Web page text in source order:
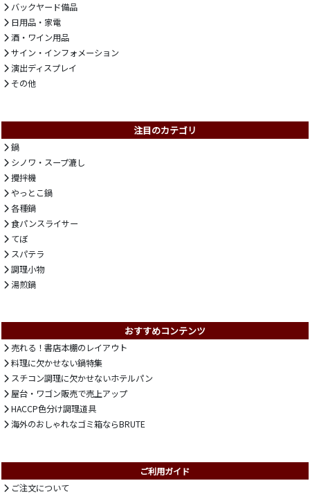
バックヤード備品
日用品・家電
酒・ワイン用品
サイン・インフォメーション
演出ディスプレイ
その他
注目のカテゴリ
鍋
シノワ・スープ漉し
攪拌機
やっとこ鍋
各種鍋
食パンスライサー
てぼ
スパテラ
調理小物
湯煎鍋
おすすめコンテンツ
売れる！書店本棚のレイアウト
料理に欠かせない鍋特集
スチコン調理に欠かせないホテルパン
屋台・ワゴン販売で売上アップ
HACCP色分け調理道具
海外のおしゃれなゴミ箱ならBRUTE
ご利用ガイド
ご注文について